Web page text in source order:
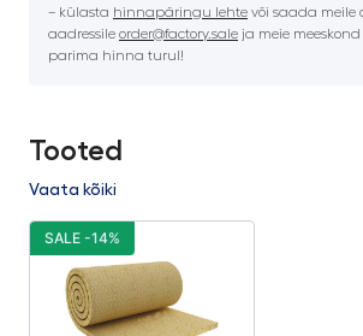
– külasta hinnapäringu lehte või saada meile
aadressile order@factory.sale ja meie
parima hinna turul!
Tooted
Vaata kõiki
SALE -14%